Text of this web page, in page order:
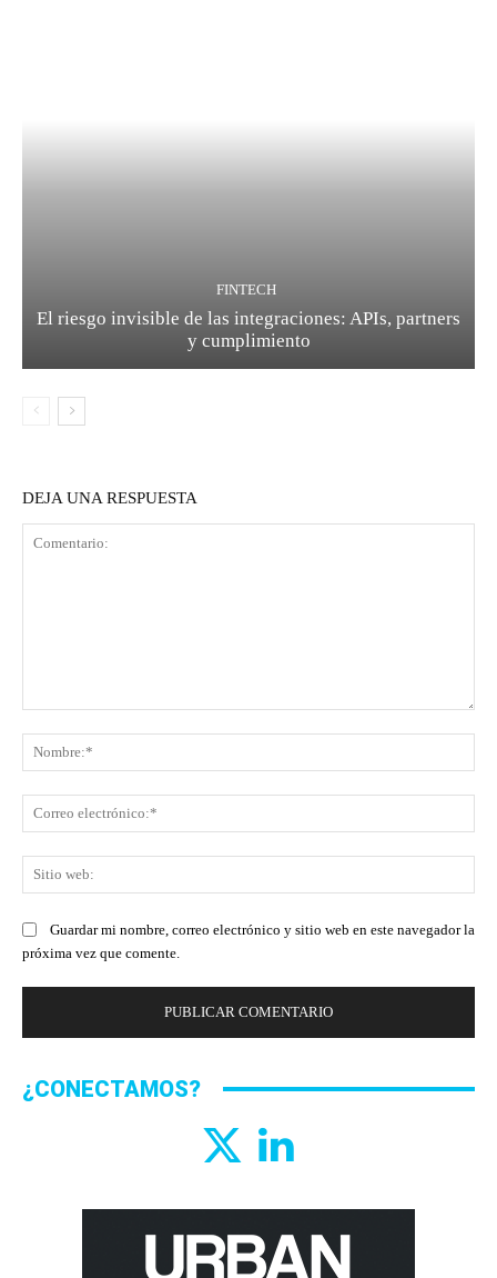
FINTECH
El riesgo invisible de las integraciones: APIs, partners
y cumplimiento
DEJA UNA RESPUESTA
Guardar mi nombre, correo electrónico y sitio web en este navegador la
próxima vez que comente.
¿CONECTAMOS?